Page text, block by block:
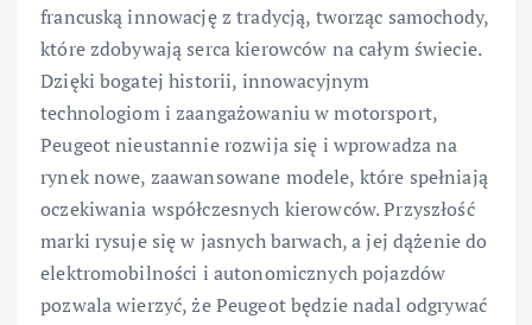
francuską innowację z tradycją, tworząc samochody,
które zdobywają serca kierowców na całym świecie.
Dzięki bogatej historii, innowacyjnym
technologiom i zaangażowaniu w motorsport,
Peugeot nieustannie rozwija się i wprowadza na
rynek nowe, zaawansowane modele, które spełniają
oczekiwania współczesnych kierowców. Przyszłość
marki rysuje się w jasnych barwach, a jej dążenie do
elektromobilności i autonomicznych pojazdów
pozwala wierzyć, że Peugeot będzie nadal odgrywać